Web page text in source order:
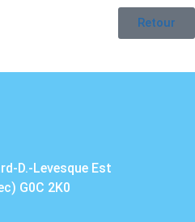
Retour
D.-Levesque Est
G0C 2K0